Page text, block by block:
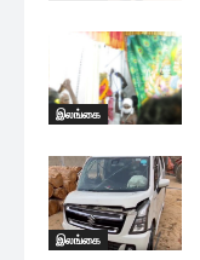
இலங்கை
இலங்கை